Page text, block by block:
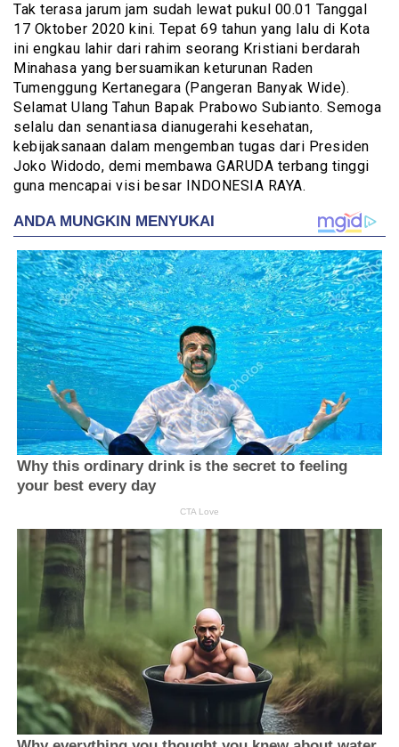
Tak terasa jarum jam sudah lewat pukul 00.01 Tanggal
17 Oktober 2020 kini. Tepat 69 tahun yang lalu di Kota
ini engkau lahir dari rahim seorang Kristiani berdarah
Minahasa yang bersuamikan keturunan Raden
Tumenggung Kertanegara (Pangeran Banyak Wide).
Selamat Ulang Tahun Bapak Prabowo Subianto. Semoga
selalu dan senantiasa dianugerahi kesehatan,
kebijaksanaan dalam mengemban tugas dari Presiden
Joko Widodo, demi membawa GARUDA terbang tinggi
guna mencapai visi besar INDONESIA RAYA.